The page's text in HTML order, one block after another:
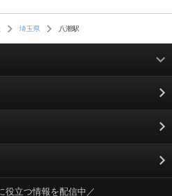
埼玉県 八潮駅
役立つ情報を配信中／